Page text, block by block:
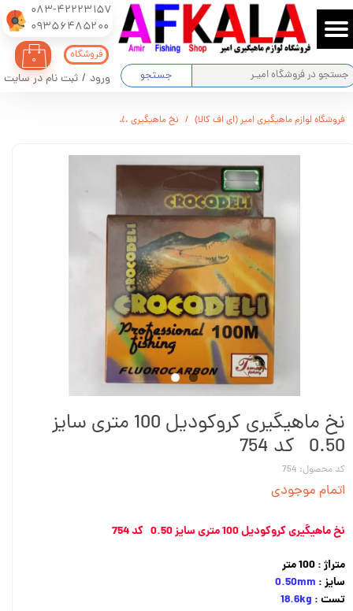
083-42223157
​​​​​​​09356485200
جستجو
۰
ورود / ثبت نام در سایت
حساب کاربری من
تغییر گذر واژه
فروشگاه
فروشگاه لوازم ماهیگیری امیر (ای اف کالا) نخ ماهیگیری
نخ ماهیگیری کروکودیل 100 متری سایز
0.50 کد 754
کد محصول: 754
اتمام موجودی
نخ ماهیگیری کروکودیل 100 متری سایز 0.50 کد 754
متراژ : 100 متر
سایز : 0.50mm
تست : 18.6kg